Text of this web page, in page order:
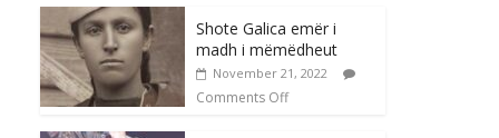
Shote Galica emër i
madh i mëmëdheut
November 21, 2022
Comments Off